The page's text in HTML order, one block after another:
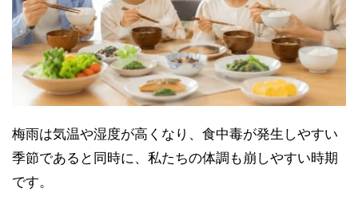
梅雨は気温や湿度が高くなり、食中毒が発生しやすい
季節であると同時に、私たちの体調も崩しやすい時期
です。